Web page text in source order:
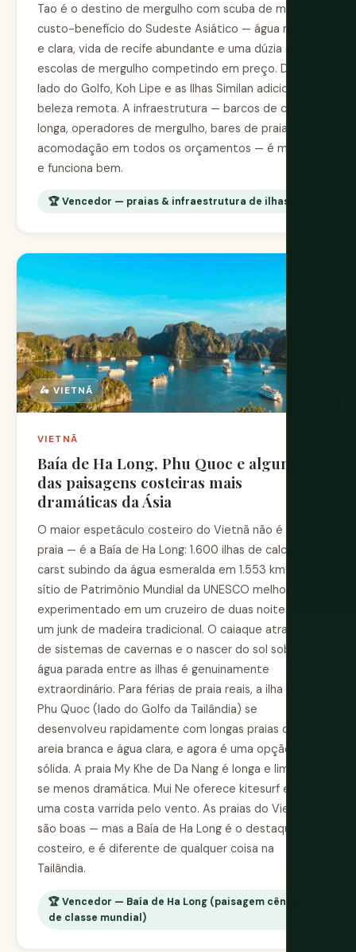
Tao é o destino de mergulho com scuba de melhor
custo-benefício do Sudeste Asiático — água morna
e clara, vida de recife abundante e uma dúzia de
escolas de mergulho competindo em preço. Do
lado do Golfo, Koh Lipe e as Ilhas Similan adicionam
beleza remota. A infraestrutura — barcos de cauda
longa, operadores de mergulho, bares de praia,
acomodação em todos os orçamentos — é madura
e funciona bem.
🏆 Vencedor — praias & infraestrutura de ilhas
🛵 VIETNÃ
VIETNÃ
Baía de Ha Long, Phu Quoc e algumas
das paisagens costeiras mais
dramáticas da Ásia
O maior espetáculo costeiro do Vietnã não é uma
praia — é a Baía de Ha Long: 1.600 ilhas de calcário
carst subindo da água esmeralda em 1.553 km², um
sítio de Patrimônio Mundial da UNESCO melhor
experimentado em um cruzeiro de duas noites em
um junk de madeira tradicional. O caiaque através
de sistemas de cavernas e o nascer do sol sobre a
água parada entre as ilhas é genuinamente
extraordinário. Para férias de praia reais, a ilha de
Phu Quoc (lado do Golfo da Tailândia) se
desenvolveu rapidamente com longas praias de
areia branca e água clara, e agora é uma opção
sólida. A praia My Khe de Da Nang é longa e limpa,
se menos dramática. Mui Ne oferece kitesurf em
uma costa varrida pelo vento. As praias do Vietnã
são boas — mas a Baía de Ha Long é o destaque
costeiro, e é diferente de qualquer coisa na
Tailândia.
🏆 Vencedor — Baía de Ha Long (paisagem cênica
de classe mundial)